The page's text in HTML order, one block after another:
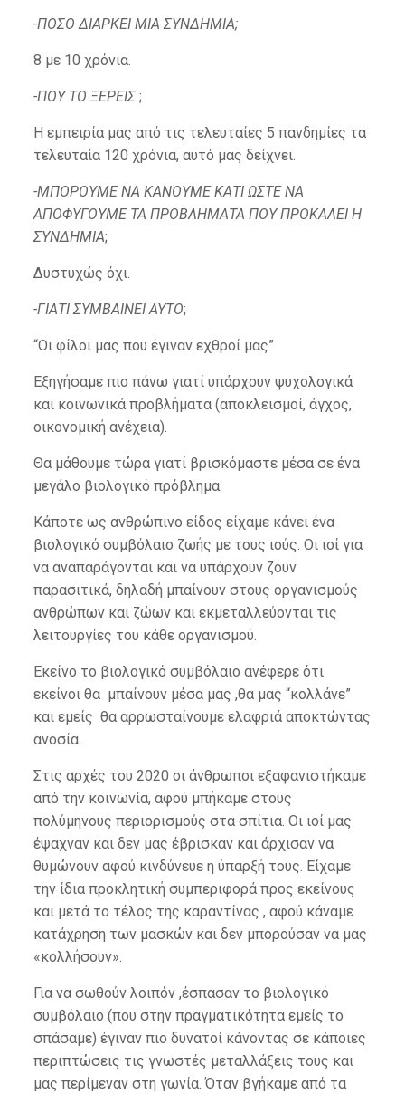
-ΠΟΣΟ ΔΙΑΡΚΕΙ ΜΙΑ ΣΥΝΔΗΜΙΑ;
8 με 10 χρόνια.
-ΠΟΥ ΤΟ ΞΕΡΕΙΣ;
Η εμπειρία μας από τις τελευταίες 5 πανδημίες τα
τελευταία 120 χρόνια, αυτό μας δείχνει.
-ΜΠΟΡΟΥΜΕ ΝΑ ΚΑΝΟΥΜΕ ΚΑΤΙ ΩΣΤΕ ΝΑ
ΑΠΟΦΥΓΟΥΜΕ ΤΑ ΠΡΟΒΛΗΜΑΤΑ ΠΟΥ ΠΡΟΚΑΛΕΙ Η
ΣΥΝΔΗΜΙΑ;
Δυστυχώς όχι.
-ΓΙΑΤΙ ΣΥΜΒΑΙΝΕΙ ΑΥΤΟ;
“Οι φίλοι μας που έγιναν εχθροί μας”
Εξηγήσαμε πιο πάνω γιατί υπάρχουν ψυχολογικά
και κοινωνικά προβλήματα (αποκλεισμοί, άγχος,
οικονομική ανέχεια).
Θα μάθουμε τώρα γιατί βρισκόμαστε μέσα σε ένα
μεγάλο βιολογικό πρόβλημα.
Κάποτε ως ανθρώπινο είδος είχαμε κάνει ένα
βιολογικό συμβόλαιο ζωής με τους ιούς. Οι ιοί για
να αναπαράγονται και να υπάρχουν ζουν
παρασιτικά, δηλαδή μπαίνουν στους οργανισμούς
ανθρώπων και ζώων και εκμεταλλεύονται τις
λειτουργίες του κάθε οργανισμού.
Εκείνο το βιολογικό συμβόλαιο ανέφερε ότι
εκείνοι θα μπαίνουν μέσα μας ,θα μας “κολλάνε”
και εμείς θα αρρωσταίνουμε ελαφριά αποκτώντας
ανοσία.
Στις αρχές του 2020 οι άνθρωποι εξαφανιστήκαμε
από την κοινωνία, αφού μπήκαμε στους
πολύμηνους περιορισμούς στα σπίτια. Οι ιοί μας
έψαχναν και δεν μας έβρισκαν και άρχισαν να
θυμώνουν αφού κινδύνευε η ύπαρξή τους. Είχαμε
την ίδια προκλητική συμπεριφορά προς εκείνους
και μετά το τέλος της καραντίνας , αφού κάναμε
κατάχρηση των μασκών και δεν μπορούσαν να μας
«κολλήσουν».
Για να σωθούν λοιπόν ,έσπασαν το βιολογικό
συμβόλαιο (που στην πραγματικότητα εμείς το
σπάσαμε) έγιναν πιο δυνατοί κάνοντας σε κάποιες
περιπτώσεις τις γνωστές μεταλλάξεις τους και
μας περίμεναν στη γωνία. Όταν βγήκαμε από τα